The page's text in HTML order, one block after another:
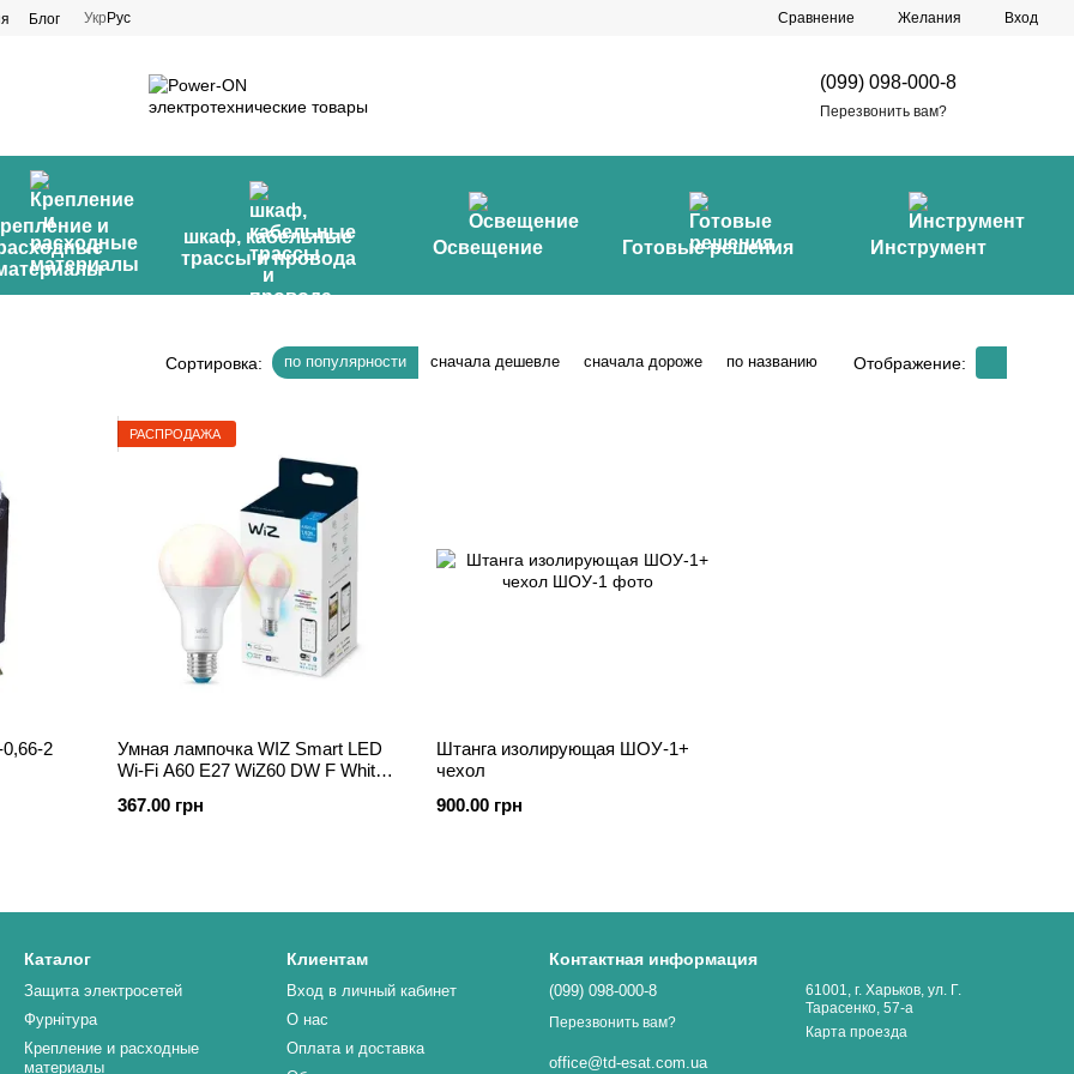
Блог Укр Рус Сравнение Желания Вход
(099) 098-000-8
Перезвонить вам?
и
шкаф, кабельные
трассы и провода
Освещение Готовые решения Инструмент
Сортировка: по популярности сначала дешевле сначала дороже по названию Отображение:
2
РАСПРОДАЖА
Умная лампочка WIZ Smart LED
Wi-Fi A60 E27 WiZ60 DW F White
367.00 грн
Штанга изолирующая ШОУ-1+
чехол
900.00 грн
Каталог
Защита электросетей
Фурнітура
Крепление и расходные
материалы
Клиентам
Вход в личный кабинет
О нас
Оплата и доставка
Контактная информация
(099) 098-000-8
Перезвонить вам?
office@td-esat.com.ua
61001, г. Харьков, ул. Г.
Тарасенко, 57-а
Карта проезда